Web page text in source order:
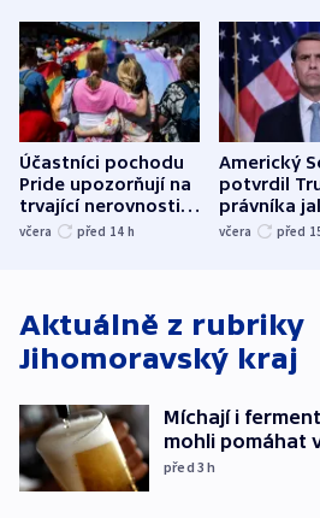
Účastníci pochodu
Pride upozorňují na
trvající nerovnosti i
společenskou
včera před 14 h
Americký
potvrdil
právníka
ministra
včera před
Aktuálně z rubriky
Jihomoravský kraj
Míchají i
mohli pomáhat
před 3h